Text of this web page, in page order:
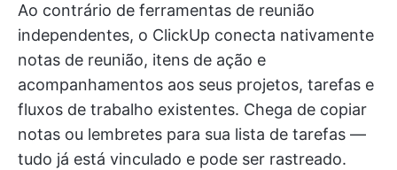
Ao contrário de ferramentas de reunião
independentes, o ClickUp conecta nativamente
notas de reunião, itens de ação e
acompanhamentos aos seus projetos, tarefas e
fluxos de trabalho existentes. Chega de copiar
notas ou lembretes para sua lista de tarefas —
tudo já está vinculado e pode ser rastreado.